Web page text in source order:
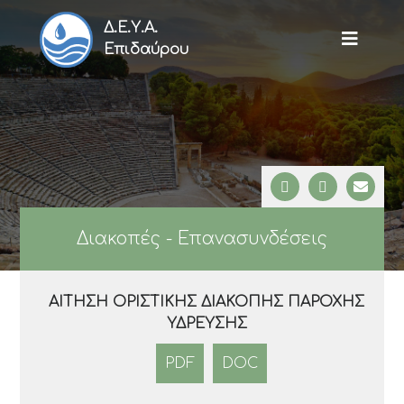
Δ.Ε.Υ.Α.
Επιδαύρου
Διακοπές - Επανασυνδέσεις
ΑΊΤΗΣΗ ΟΡΙΣΤΙΚΉΣ ΔΙΑΚΟΠΉΣ ΠΑΡΟΧΉΣ
ΎΔΡΕΥΣΗΣ
PDF DOC